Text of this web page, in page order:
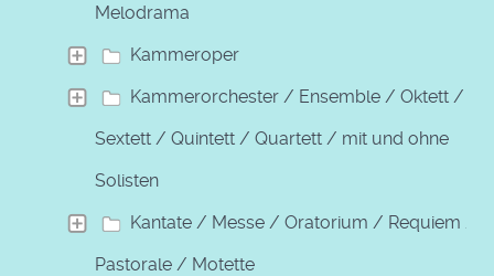
Melodrama
Kammeroper
Kammerorchester / Ensemble / Oktett /
Sextett / Quintett / Quartett / mit und ohne
Solisten
Kantate / Messe / Oratorium / Requiem /
Pastorale / Motette